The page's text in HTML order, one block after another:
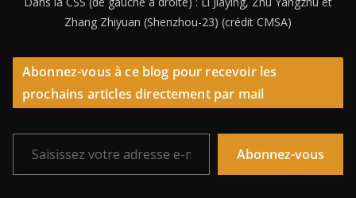
Zhang Zhiyuan (Shenzhou-23) (crédit CMSA)
Abonnez-vous à ce blog pour recevoir les
prochains articles directement par mail
Saisissez votre adresse e-mail…
Abonnez-vous